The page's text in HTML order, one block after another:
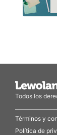
Todos los
Términos y
Política de